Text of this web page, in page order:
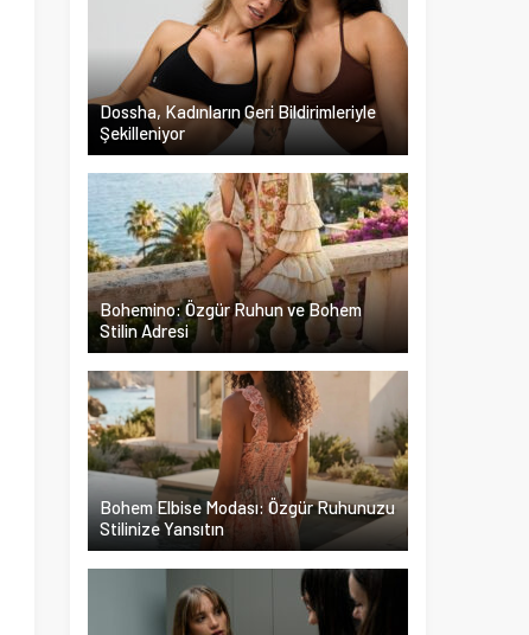
Dossha, Kadınların Geri Bildirimleriyle
Şekilleniyor
Bohemino: Özgür Ruhun ve Bohem
Stilin Adresi
Bohem Elbise Modası: Özgür Ruhunuzu
Stilinize Yansıtın